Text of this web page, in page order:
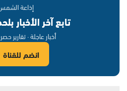
إذاعة
تابع آخر الأخبار
أخبار عاجلة · تقارير
انضم